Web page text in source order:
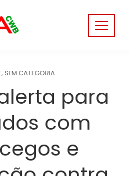
, SEM CATEGORIA
para
com
e